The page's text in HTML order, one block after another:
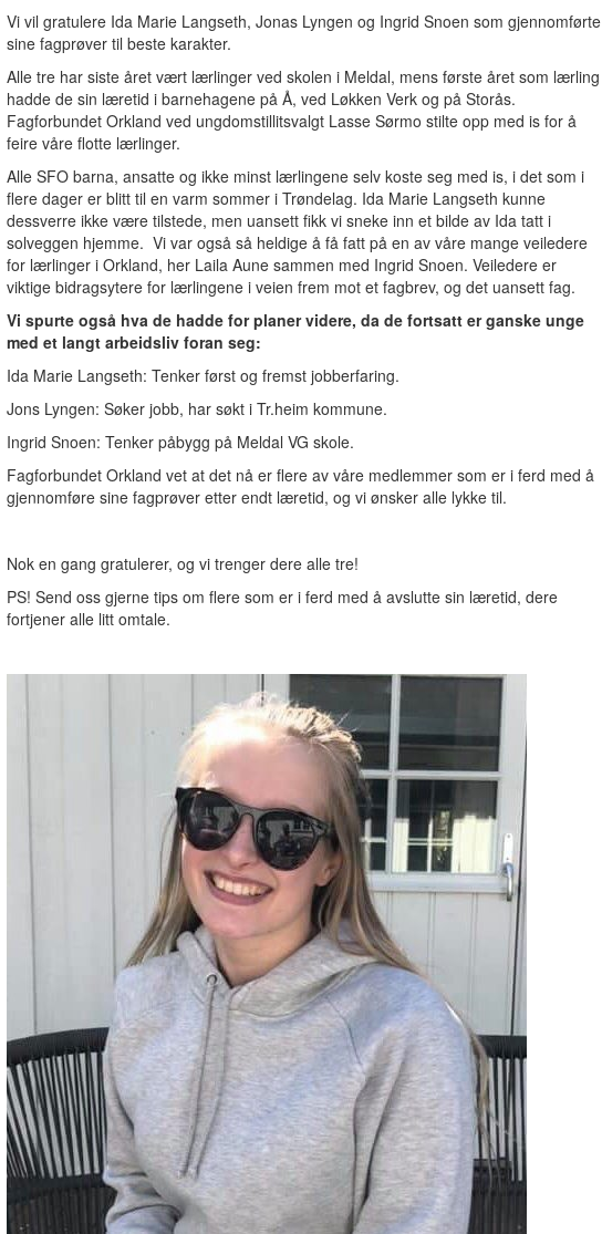
Vi vil gratulere Ida Marie Langseth, Jonas Lyngen og Ingrid Snoen som gjennomførte
sine fagprøver til beste karakter.
Alle tre har siste året vært lærlinger ved skolen i Meldal, mens første året som lærling
hadde de sin læretid i barnehagene på Å, ved Løkken Verk og på Storås.
Fagforbundet Orkland ved ungdomstillitsvalgt Lasse Sørmo stilte opp med is for å
feire våre flotte lærlinger.
Alle SFO barna, ansatte og ikke minst lærlingene selv koste seg med is, i det som i
flere dager er blitt til en varm sommer i Trøndelag. Ida Marie Langseth kunne
dessverre ikke være tilstede, men uansett fikk vi sneke inn et bilde av Ida tatt i
solveggen hjemme. Vi var også så heldige å få fatt på en av våre mange veiledere
for lærlinger i Orkland, her Laila Aune sammen med Ingrid Snoen. Veiledere er
viktige bidragsytere for lærlingene i veien frem mot et fagbrev, og det uansett fag.
Vi spurte også hva de hadde for planer videre, da de fortsatt er ganske unge
med et langt arbeidsliv foran seg:
Ida Marie Langseth: Tenker først og fremst jobberfaring.
Jons Lyngen: Søker jobb, har søkt i Tr.heim kommune.
Ingrid Snoen: Tenker påbygg på Meldal VG skole.
Fagforbundet Orkland vet at det nå er flere av våre medlemmer som er i ferd med å
gjennomføre sine fagprøver etter endt læretid, og vi ønsker alle lykke til.
Nok en gang gratulerer, og vi trenger dere alle tre!
PS! Send oss gjerne tips om flere som er i ferd med å avslutte sin læretid, dere
fortjener alle litt omtale.